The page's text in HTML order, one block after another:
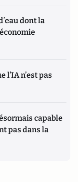
dont la
l’IA n’est pas
capable
pas dans la